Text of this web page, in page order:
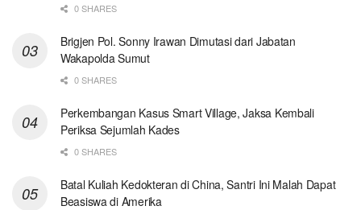
0 SHARES
Brigjen Pol. Sonny Irawan Dimutasi dari Jabatan
Wakapolda Sumut
0 SHARES
Perkembangan Kasus Smart Village, Jaksa Kembali
Periksa Sejumlah Kades
0 SHARES
Batal Kuliah Kedokteran di China, Santri Ini Malah Dapat
Beasiswa di Amerika